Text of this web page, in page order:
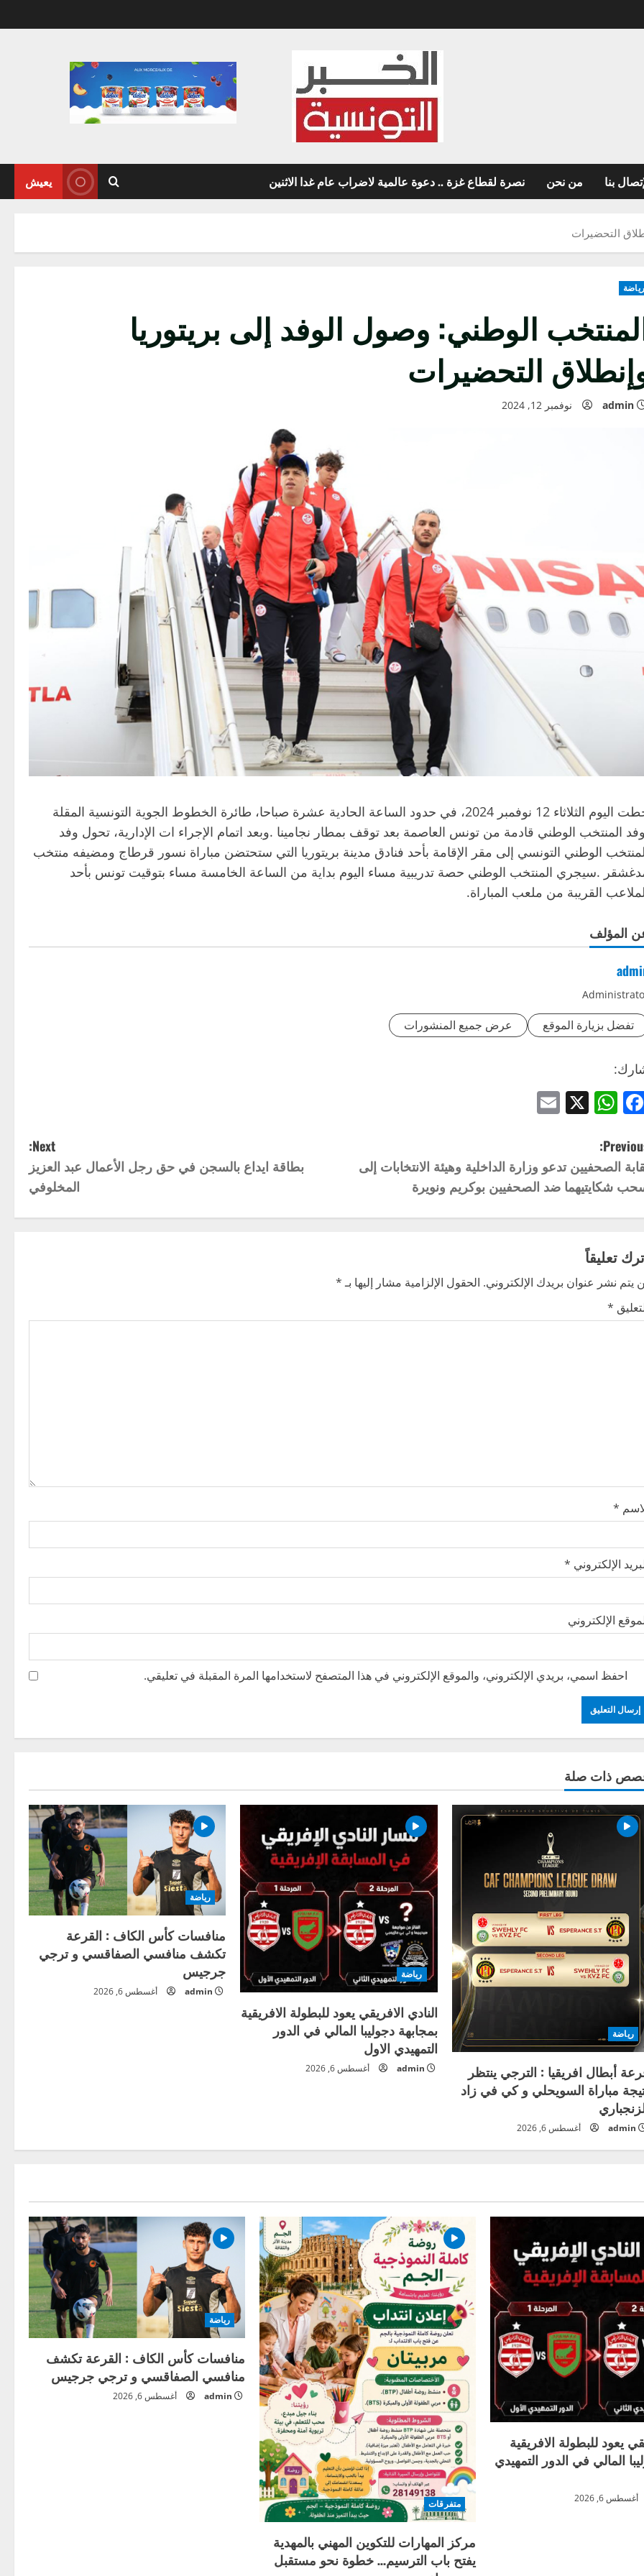
بنا من نحن نصرة لقطاع غزة .. دعوة عالمية لاضراب عام غدا الاثنين يعيش
التحضيرات
رياضة
الوطني: وصول الوفد إلى بريتوريا
التحضيرات
admin نوفمبر 12, 2024
حطت اليوم الثلاثاء 12 نوفمبر 2024، في حدود الساعة الحادية عشرة صباحا، طائرة الخطوط الجوية التونسية المقلة
المنتخب الوطني قادمة من تونس العاصمة بعد توقف بمطار نجامينا .وبعد اتمام الإجراء ات الإدارية، تحول وفد
الوطني التونسي إلى مقر الإقامة بأحد فنادق مدينة بريتوريا التي ستحتضن مباراة نسور قرطاج ومضيفه منتخب
.سيجري المنتخب الوطني حصة تدريبية مساء اليوم بداية من الساعة الخامسة مساء بتوقيت تونس بأحد
القريبة من ملعب المباراة.
المؤلف
تفضل بزيارة الموقع عرض جميع المنشورات
Facebook
WhatsApp
X
الصحفيين تدعو وزارة الداخلية وهيئة الانتخابات إلى
شكايتيهما ضد الصحفيين بوكريم ونويرة
Next:
بطاقة ايداع بالسجن في حق رجل الأعمال عبد العزيز
المخلوفي
تعليقاً
يتم نشر عنوان بريدك الإلكتروني. الحقول الإلزامية مشار إليها بـ*
*
*
الإلكتروني *
الإلكتروني
احفظ اسمي، بريدي الإلكتروني، والموقع الإلكتروني في هذا المتصفح لاستخدامها المرة المقبلة في تعليقي.
ذات صلة
رياضة
أبطال افريقيا : الترجي ينتظر
مباراة السويحلي و كي في زاد
admin أغسطس 6, 2026
رياضة
النادي الافريقي يعود للبطولة الافريقية
بمجابهة دجوليبا المالي في الدور
التمهيدي الاول
admin أغسطس 6, 2026
رياضة
منافسات كأس الكاف : القرعة
تكشف منافسي الصفاقسي و ترجي
جرجيس
admin أغسطس 6, 2026
يعود للبطولة الافريقية
المالي في الدور التمهيدي
أغسطس 6, 2026 متفرقات
مركز المهارات للتكوين المهني بالمهدية
يفتح باب الترسيم… خطوة نحو مستقبل
رياضة
منافسات كأس الكاف : القرعة تكشف
منافسي الصفاقسي و ترجي جرجيس
admin أغسطس 6, 2026